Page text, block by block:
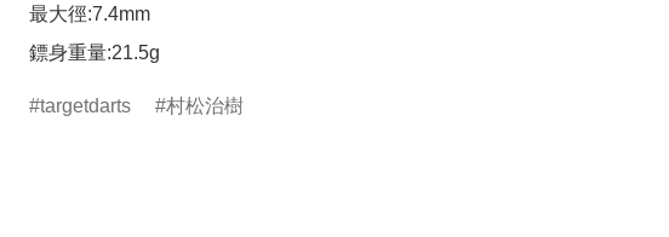
最大徑:7.4mm
鏢身重量:21.5g
targetdarts 村松治樹